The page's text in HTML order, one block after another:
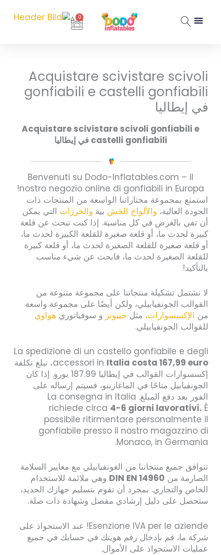
المحتوى
0
Cart
Acquistare scivistare scivoli
gonfiabili e castelli gonfiabili
في إيطاليا
Acquistare scivistare scivoli gonfiabili e
castelli gonfiabili في إيطاليا
Benvenuti su Dodo-Inflatables.com – il
nostro negozio online di gonfiabili in Europa!
استمتع بمجموعة مختاراتنا الواسعة من المنتجات ذات
الجودة العالية، والألواح الخش بية والخرزات التي يمكن
أن تفي بالغرض في كل مناسبة. إذا كنت تبحث عن قلعة
كبيرة لحدث ما، أو قلعة صغيرة للقلعة الكبيرة لحدث ما،
أو قلعة صغيرة للقلعة الصغيرة لحدث ما، أو قلعة كبيرة
للقلعة الصغيرة لحدث ما، فابحث عن شيء مناسب
بالتأكيد!
لا تشتمل تشكيلة منتجاتنا على مجموعة متنوعة من
القوالب الجونفيابيلي، ولكن أيضًا على مجموعة واسعة
من الإكسسوارات، مثل جيبونز و سوفياتوري هواوي
للقوالب الجونفيابيلي.
La spedizione di un castello gonfiabile e degli
accessori in Italia costa 167,99 euro.
تبلغ تكلفة
إكسسوارات القوالب في إيطاليا 187.99 يورو. إذا كان
الجونفيابيل متاحًا في الماغازينو، فسيتم إرساله على
الفور بعد دفع المبلغ. La consegna in Italia
richiede circa 4-6 giorni lavorativi. È
possibile ritirmentare personalmente il
gonfiabile presso il nostro magazzino di
Monaco, in Germania.
تتوافق جميع منتجاتنا من الغونفيابيلي مع معايير السلامة
الصارمة من DIN EN 14960 وهي ملائمة للاستخدام
الخاص والتجاري. بمجرد أن تقوم بتسليم جهازك الجديد،
ستحصل على دليل إرشادي مفصل وشهادة ذات صلة.
Esenzione IVA per le aziende! عند الاستحواذ على
شركة ما، قم بإدخال رقم هويتك في حسابك في جميع
عمليات الاستحواذ على الأموال.